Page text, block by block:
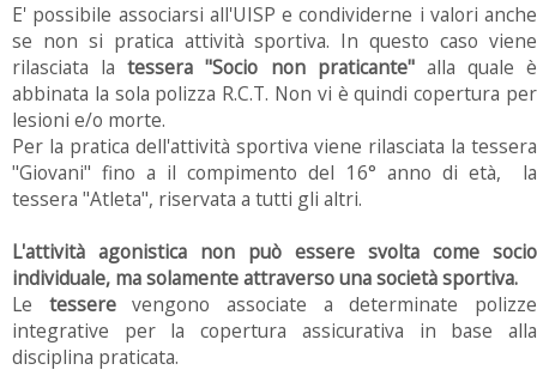
E' possibile associarsi all'UISP e condividerne i valori anche
se non si pratica attività sportiva. In questo caso viene
rilasciata latessera "Socio non praticante"alla quale è
abbinata la sola polizza R.C.T. Non vi è quindi copertura per
lesioni e/o morte.
Per la pratica dell'attività sportiva viene rilasciata la tessera
"Giovani" fino a il compimento del 16° anno di età, la
tessera "Atleta", riservata a tutti gli altri.
L'attività agonistica non può essere svolta come socio
individuale, ma solamente attraverso una società sportiva.
Le tesserevengono associate a determinate polizze
integrative per la copertura assicurativa in base alla
disciplina praticata.